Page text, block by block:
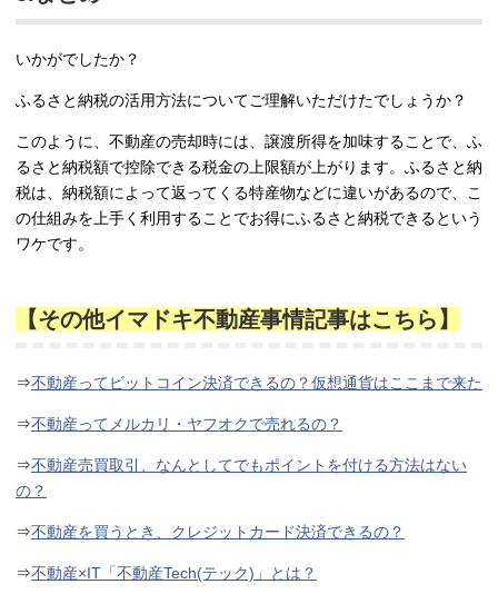
いかがでしたか？
ふるさと納税の活用方法についてご理解いただけたでしょうか？
このように、不動産の売却時には、譲渡所得を加味することで、ふ
るさと納税額で控除できる税金の上限額が上がります。ふるさと納
税は、納税額によって返ってくる特産物などに違いがあるので、こ
の仕組みを上手く利用することでお得にふるさと納税できるという
ワケです。
【その他イマドキ不動産事情記事はこちら】
⇒不動産ってビットコイン決済できるの？仮想通貨はここまで来た
⇒不動産ってメルカリ・ヤフオクで売れるの？
⇒不動産売買取引、なんとしてでもポイントを付ける方法はない
の？
⇒不動産を買うとき、クレジットカード決済できるの？
⇒不動産×IT「不動産Tech(テック)」とは？